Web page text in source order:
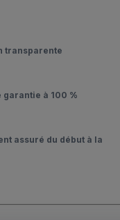
transparente
garantie à 100 %
assuré du début à la